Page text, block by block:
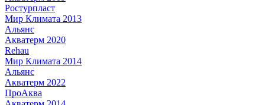
Ростурпласт
Мир Климата 2013
Альянс
Акватерм 2020
Rehau
Мир Климата 2014
Альянс
Акватерм 2022
ПроАква